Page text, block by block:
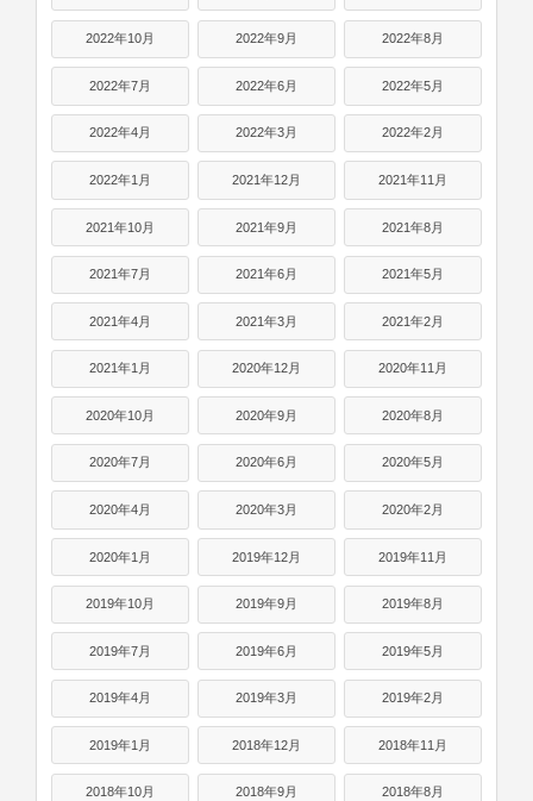
2022年10月 2022年9月 2022年8月
2022年7月 2022年6月 2022年5月
2022年4月 2022年3月 2022年2月
2022年1月 2021年12月 2021年11月
2021年10月 2021年9月 2021年8月
2021年7月 2021年6月 2021年5月
2021年4月 2021年3月 2021年2月
2021年1月 2020年12月 2020年11月
2020年10月 2020年9月 2020年8月
2020年7月 2020年6月 2020年5月
2020年4月 2020年3月 2020年2月
2020年1月 2019年12月 2019年11月
2019年10月 2019年9月 2019年8月
2019年7月 2019年6月 2019年5月
2019年4月 2019年3月 2019年2月
2019年1月 2018年12月 2018年11月
2018年10月 2018年9月 2018年8月